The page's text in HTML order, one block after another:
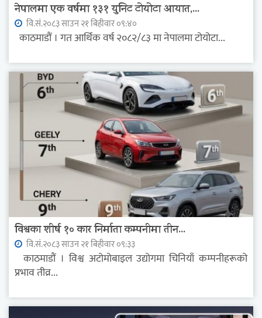
नेपालमा एक वर्षमा १३१ युनिट टोयोटा आयात,...
वि.सं.२०८३ साउन २१ बिहीवार ०९:४०
काठमाडौं । गत आर्थिक वर्ष २०८२/८३ मा नेपालमा टोयोटा...
विश्वका शीर्ष १० कार निर्माता कम्पनीमा तीन...
वि.सं.२०८३ साउन २१ बिहीवार ०९:३३
काठमाडौं । विश्व अटोमोबाइल उद्योगमा चिनियाँ कम्पनीहरूको
प्रभाव तीव्र...